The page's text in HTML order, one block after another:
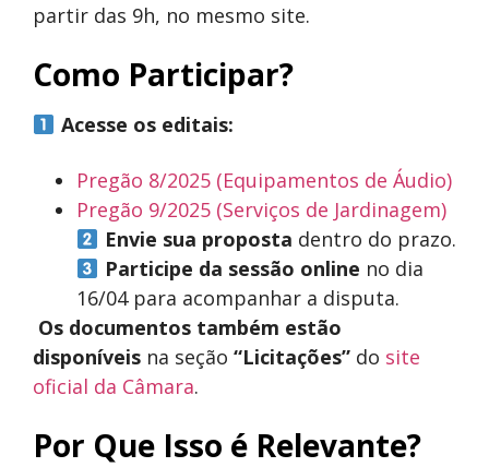
partir das 9h, no mesmo site.
Como Participar?
Acesse os editais:
Pregão 8/2025 (Equipamentos de Áudio)
Pregão 9/2025 (Serviços de Jardinagem)
Envie sua proposta dentro do prazo.
Participe da sessão online no dia
16/04 para acompanhar a disputa.
Os documentos também estão
disponíveis na seção “Licitações” do site
oficial da Câmara.
Por Que Isso é Relevante?